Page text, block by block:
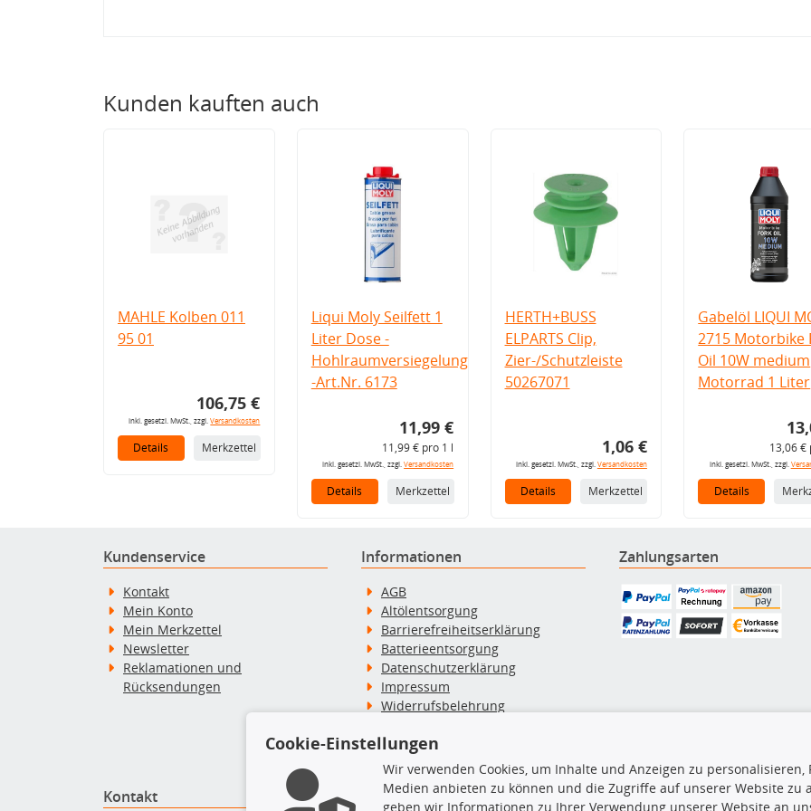
Kunden kauften auch
MAHLE Kolben 011
95 01
106,75 €
inkl. gesetzl. MwSt., zzgl.Versandkosten
Details Merkzettel
Liqui Moly Seilfett 1
Liter Dose -
Hohlraumversiegelung
-Art.Nr. 6173
11,99 €
11,99 € pro 1 l
inkl. gesetzl. MwSt., zzgl.Versandkosten
Details Merkzettel
HERTH+BUSS
ELPARTS Clip,
Zier-/Schutzleiste
50267071
1,06 €
inkl. gesetzl. MwSt., zzgl. Versandkosten
Details Merkzettel
Gabelöl LIQUI
2715 Motorbike
Oil 10W medium
Motorrad 1 Liter
13,06 €
inkl. gesetzl. MwSt., zzgl.
Details
Kundenservice
Kontakt
Mein Konto
Mein Merkzettel
Newsletter
Reklamationen und
Rücksendungen
Informationen
AGB
Altölentsorgung
Barrierefreiheitserklärung
Batterieentsorgung
Datenschutzerklärung
Impressum
Widerrufsbelehrung
Zahlung & Versand
Zahlungsarten
Kontakt Top Produkte TecDoc Inside
Cookie-Einstellungen
Wir verwenden Cookies, um Inhalte und Anzeigen zu
Medien anbieten zu können und die Zugriffe auf unserer Website zu
geben wir Informationen zu Ihrer Verwendung unserer Website an